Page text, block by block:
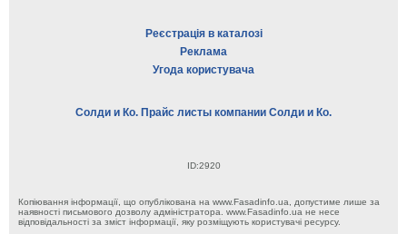
Реєстрація в каталозі
Реклама
Угода користувача
Солди и Ко. Прайс листы компании Солди и Ко.
ID:2920
Копіювання інформації, що опублікована на www.Fasadinfo.ua, допустиме лише за
наявності письмового дозволу адміністратора. www.Fasadinfo.ua не несе
відповідальності за зміст інформації, яку розміщують користувачі ресурсу.